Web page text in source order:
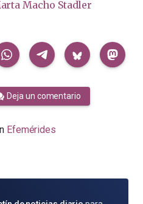
Macho Stadler
Deja un comentario
Efemérides